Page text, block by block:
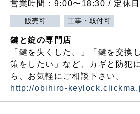
営業時間：9:00〜18:30 / 定休日
販売可 工事・取付可
鍵と錠の専門店
「鍵を失くした。」「鍵を交換
策をしたい」など、カギと防犯
ら、お気軽にご相談下さい。
http://obihiro-